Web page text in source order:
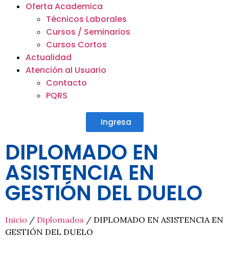
Oferta Academica
Técnicos Laborales
Cursos / Seminarios
Cursos Cortos
Actualidad
Atención al Usuario
Contacto
PQRS
Ingresa
DIPLOMADO EN
ASISTENCIA EN
GESTIÓN DEL DUELO
Inicio / Diplomados / DIPLOMADO EN ASISTENCIA EN
GESTIÓN DEL DUELO